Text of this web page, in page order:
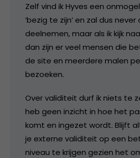
Zelf vind ik Hyves een
‘bezig te zijn’ en zal dus
deelnemen, maar als ik kijk
dan zijn er veel mensen die
de site en meerdere malen
bezoeken.
Over validiteit durf ik niets te
heb geen inzicht in hoe het
komt en ingezet wordt. Blijft
je externe validiteit op een
niveau te krijgen gezien het